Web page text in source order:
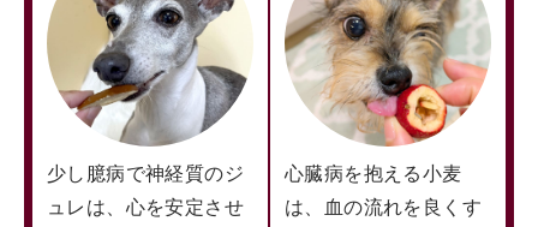
少し臆病で神経質のジ
ュレは、心を安定させ
心臓病を抱える小麦
は、血の流れを良くす